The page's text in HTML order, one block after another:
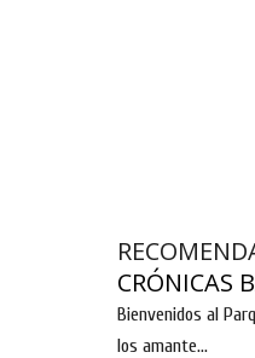
CRÓNICAS
Bienvenidos al
los amante...